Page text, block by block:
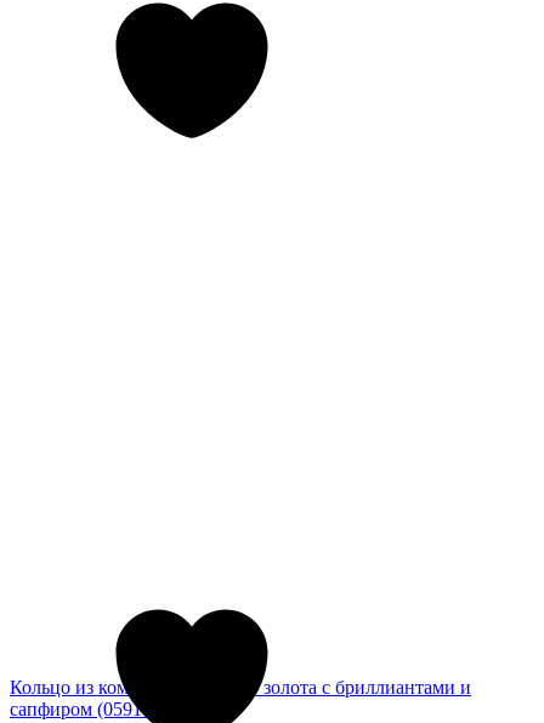
Кольцо из комбинированного золота с бриллиантами и
сапфиром (059108)